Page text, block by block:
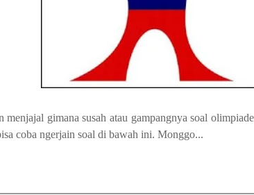
gimana susah atau gampangnya soal
coba ngerjain soal di bawah ini. Monggo...